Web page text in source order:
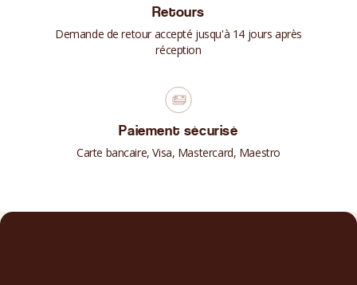
Retours
Demande de retour accepté jusqu'à 14 jours après
réception
Paiement sécurisé
Carte bancaire, Visa, Mastercard, Maestro